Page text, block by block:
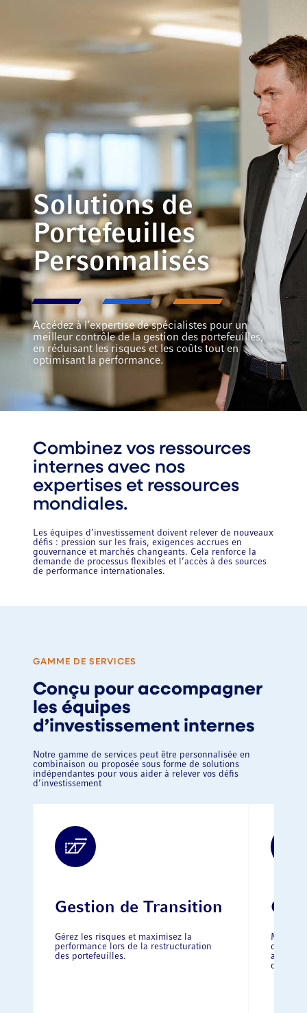
Solutions de
Portefeuilles
Personnalisés
Accédez à l’expertise de spécialistes pour un
meilleur contrôle de la gestion des portefeuilles,
en réduisant les risques et les coûts tout en
optimisant la performance.
Combinez vos ressources
internes avec nos
expertises et ressources
mondiales.
Les équipes d’investissement doivent relever de nouveaux
défis : pression sur les frais, exigences accrues en
gouvernance et marchés changeants. Cela renforce la
demande de processus flexibles et l’accès à des sources
de performance internationales.
GAMME DE SERVICES
Conçu pour accompagner
les équipes
d’investissement internes
Notre gamme de services peut être personnalisée en
combinaison ou proposée sous forme de solutions
indépendantes pour vous aider à relever vos défis
d’investissement
Gestion de Transition
Gérez les risques et maximisez la
performance lors de la restructuration
des portefeuilles.
avec